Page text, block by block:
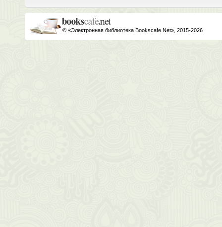
© «Электронная библиотека Bookscafe.Net», 2015-2026